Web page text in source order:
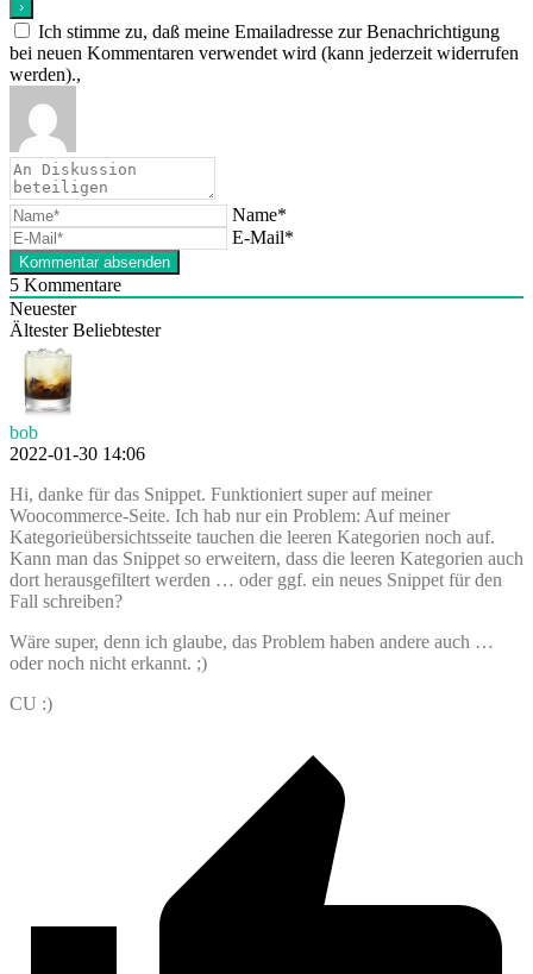
Ich stimme zu, daß meine Emailadresse zur Benachrichtigung
bei neuen Kommentaren verwendet wird (kann jederzeit widerrufen
werden).,
Name*
E-Mail*
5 Kommentare
Neuester
Ältester Beliebtester
bob
2022-01-30 14:06
Hi, danke für das Snippet. Funktioniert super auf meiner
Woocommerce-Seite. Ich hab nur ein Problem: Auf meiner
Kategorieübersichtsseite tauchen die leeren Kategorien noch auf.
Kann man das Snippet so erweitern, dass die leeren Kategorien auch
dort herausgefiltert werden … oder ggf. ein neues Snippet für den
Fall schreiben?
Wäre super, denn ich glaube, das Problem haben andere auch …
oder noch nicht erkannt. ;)
CU :)